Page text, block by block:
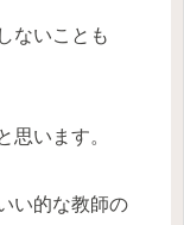
ないことも
思います。
い的な教師の